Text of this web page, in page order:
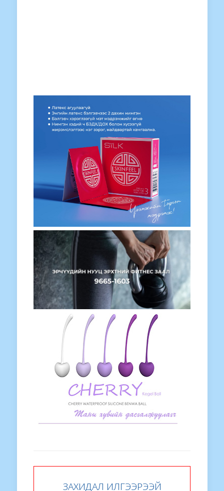
ЗАХИДАЛ ИЛГЭЭРЭЭЙ